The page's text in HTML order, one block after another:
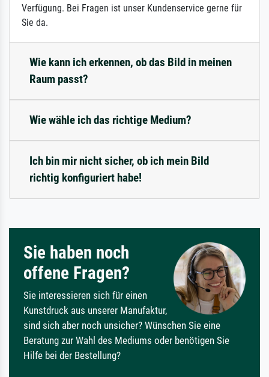
Verfügung. Bei Fragen ist unser Kundenservice gerne für
Sie da.
Wie kann ich erkennen, ob das Bild in meinen
Raum passt?
Wie wähle ich das richtige Medium?
Ich bin mir nicht sicher, ob ich mein Bild
richtig konfiguriert habe!
Sie haben noch
offene Fragen?
Sie interessieren sich für einen
Kunstdruck aus unserer Manufaktur,
sind sich aber noch unsicher? Wünschen Sie eine
Beratung zur Wahl des Mediums oder benötigen Sie
Hilfe bei der Bestellung?